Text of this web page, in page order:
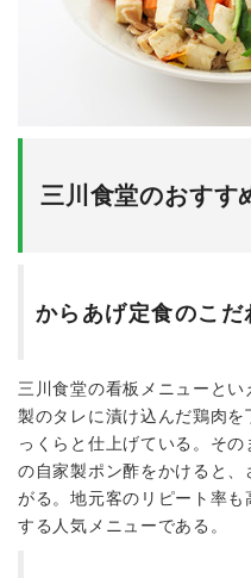
三川食堂のおすす
からあげ定食のこだ
三川食堂の看板メニューと
製のタレに漬け込んだ鶏肉
っくらと仕上げている。そ
の自家製ポン酢をかけると
がる。地元客のリピート率
する人気メニューである。